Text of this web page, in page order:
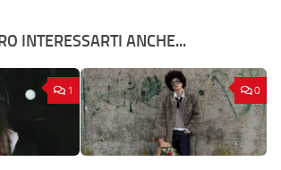
INTERESSARTI ANCHE...
1 0